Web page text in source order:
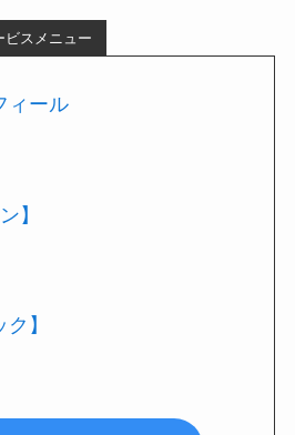
ビスメニュー
ィール
】
】